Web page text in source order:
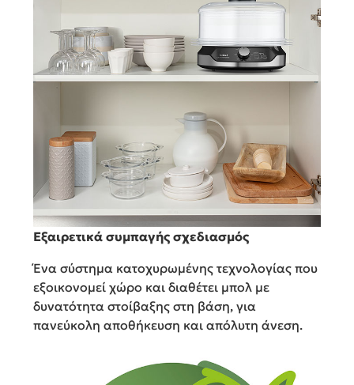
Εξαιρετικά συμπαγής σχεδιασμός
Ένα σύστημα κατοχυρωμένης τεχνολογίας που
εξοικονομεί χώρο και διαθέτει μπολ με
δυνατότητα στοίβαξης στη βάση, για
πανεύκολη αποθήκευση και απόλυτη άνεση.